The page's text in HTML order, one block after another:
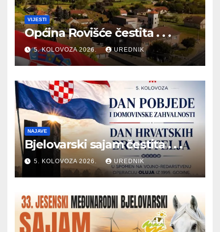
VIJESTI
Općina Rovišće čestita . . .
5. KOLOVOZA 2026. UREDNIK
NAJAVE
Bjelovarski sajam čestita . . .
5. KOLOVOZA 2026. UREDNIK